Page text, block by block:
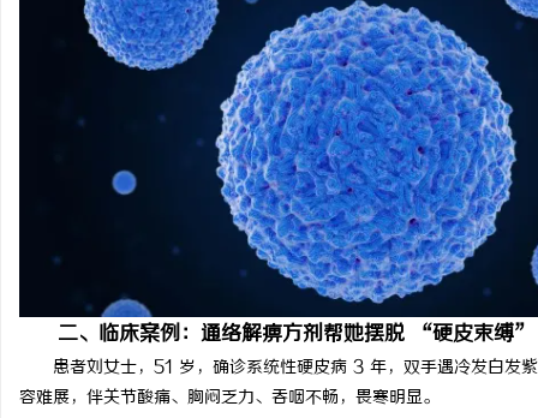
二、临床案例：通络解痹方剂帮她摆脱 “硬皮束缚”
患者刘女士，51 岁，确诊系统性硬皮病 3 年，双手遇冷发白发
容难展，伴关节酸痛、胸闷乏力、吞咽不畅，畏寒明显。
马影视：打造全新沉浸式观影体验的多元平 包子影视：打造全新观